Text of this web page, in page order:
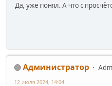
Да, уже понял. А что с
Администратор
12 июля 2024, 14:04